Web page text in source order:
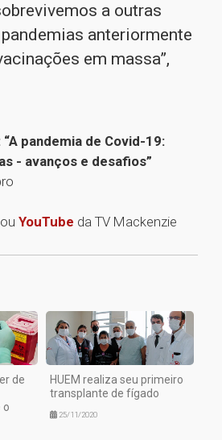
a outras
anteriormente
em massa”,
pandemia de Covid-19:
- avanços e desafios”
ou YouTube da TV Mackenzie
1
de
o
HUEM realiza seu primeiro
transplante de fígado
25/11/2020